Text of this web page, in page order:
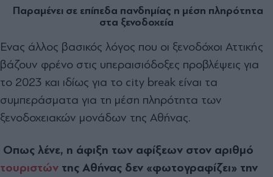
Παραμένει σε επίπεδα πανδημίας η μέση πληρότητα
στα ξενοδοχεία
Ενας άλλος βασικός λόγος που οι ξενοδόχοι Αττικής
βάζουν φρένο στις υπεραισιόδοξες προβλέψεις για
το 2023 και ιδίως για το city break είναι τα
συμπεράσματα για τη μέση πληρότητα των
ξενοδοχειακών μονάδων της Αθήνας.
Οπως λένε, η άφιξη των αφίξεων στον αριθμό
τουριστών της Αθήνας δεν «φωτογραφίζει» την